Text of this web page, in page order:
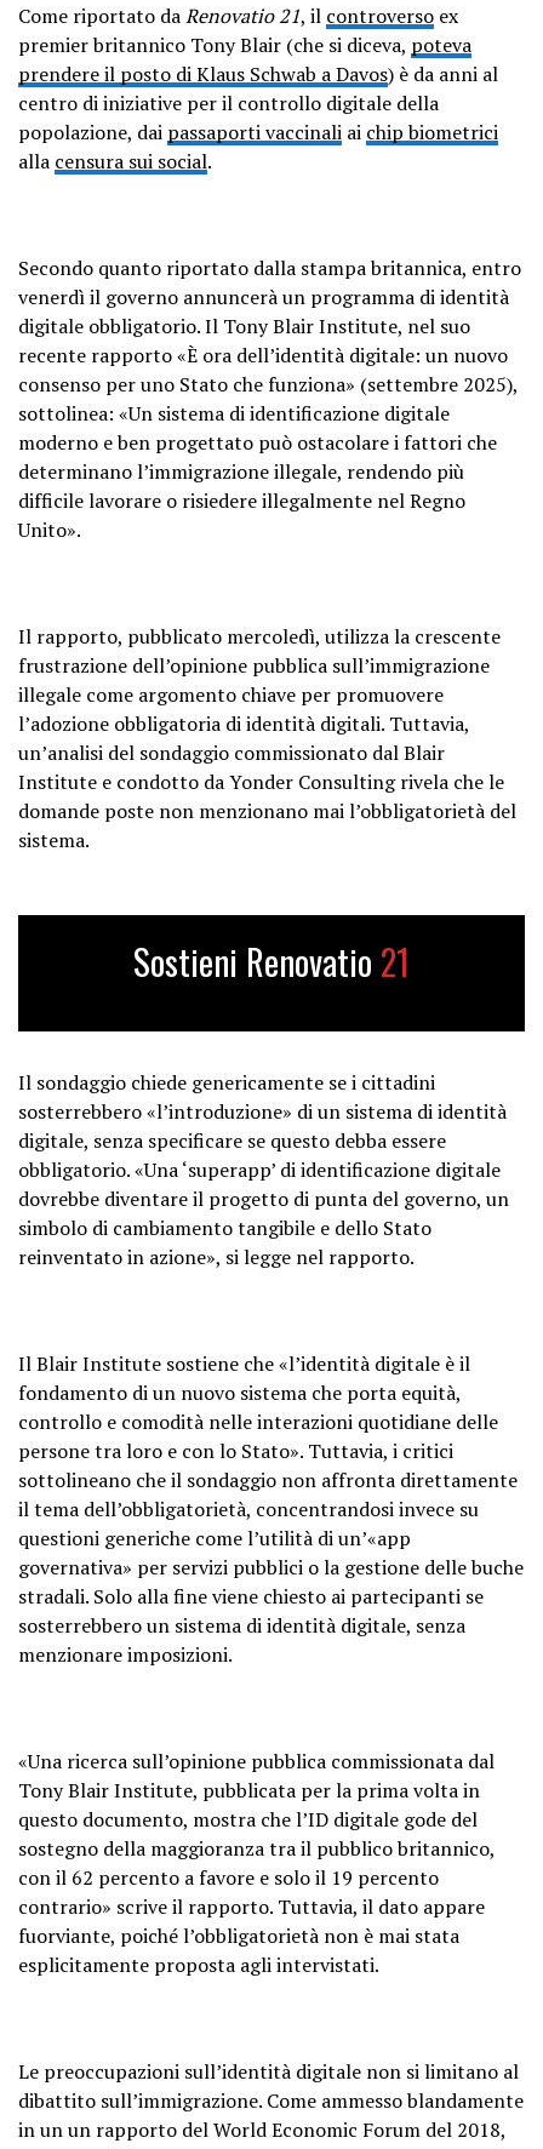
Come riportato daRenovatio 21, il controverso ex
premier britannico Tony Blair (che si diceva, poteva
prendere il posto di Klaus Schwab a Davos) è da anni al
centro di iniziative per il controllo digitale della
popolazione, dai passaporti vaccinali ai chip biometrici
alla censura sui social.
Secondo quanto riportato dalla stampa britannica, entro
venerdì il governo annuncerà un programma di identità
digitale obbligatorio. Il Tony Blair Institute, nel suo
recente rapporto «È ora dell’identità digitale: un nuovo
consenso per uno Stato che funziona» (settembre 2025),
sottolinea: «Un sistema di identificazione digitale
moderno e ben progettato può ostacolare i fattori che
determinano l’immigrazione illegale, rendendo più
difficile lavorare o risiedere illegalmente nel Regno
Unito».
Il rapporto, pubblicato mercoledì, utilizza la crescente
frustrazione dell’opinione pubblica sull’immigrazione
illegale come argomento chiave per promuovere
l’adozione obbligatoria di identità digitali. Tuttavia,
un’analisi del sondaggio commissionato dal Blair
Institute e condotto da Yonder Consulting rivela che le
domande poste non menzionano mai l’obbligatorietà del
sistema.
Sostieni Renovatio 21
Il sondaggio chiede genericamente se i cittadini
sosterrebbero «l’introduzione» di un sistema di identità
digitale, senza specificare se questo debba essere
obbligatorio. «Una ‘superapp’ di identificazione digitale
dovrebbe diventare il progetto di punta del governo, un
simbolo di cambiamento tangibile e dello Stato
reinventato in azione», si legge nel rapporto.
Il Blair Institute sostiene che «l’identità digitale è il
fondamento di un nuovo sistema che porta equità,
controllo e comodità nelle interazioni quotidiane delle
persone tra loro e con lo Stato». Tuttavia, i critici
sottolineano che il sondaggio non affronta direttamente
il tema dell’obbligatorietà, concentrandosi invece su
questioni generiche come l’utilità di un’«app
governativa» per servizi pubblici o la gestione delle buche
stradali. Solo alla fine viene chiesto ai partecipanti se
sosterrebbero un sistema di identità digitale, senza
menzionare imposizioni.
«Una ricerca sull’opinione pubblica commissionata dal
Tony Blair Institute, pubblicata per la prima volta in
questo documento, mostra che l’ID digitale gode del
sostegno della maggioranza tra il pubblico britannico,
con il 62 percento a favore e solo il 19 percento
contrario» scrive il rapporto. Tuttavia, il dato appare
fuorviante, poiché l’obbligatorietà non è mai stata
esplicitamente proposta agli intervistati.
Le preoccupazioni sull’identità digitale non si limitano al
dibattito sull’immigrazione. Come ammesso blandamente
in un un rapporto del World Economic Forum del 2018,